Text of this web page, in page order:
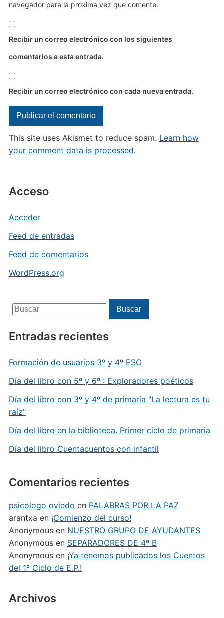
Acceso
Acceder
Feed de entradas
Feed de comentarios
WordPress.org
Buscar: Buscar
Entradas recientes
Formación de usuarios 3º y 4º ESO
Día del libro con 5º y 6º : Exploradores poéticos
Día del libro con 3º y 4º de primaria "La lectura es tu
raíz"
Día del libro en la biblioteca. Primer ciclo de primaria
Día del libro Cuentacuentos con infantil
Comentarios recientes
psicologo oviedo en PALABRAS POR LA PAZ
arantxa en ¡Comienzo del curso!
Anonymousen NUESTRO GRUPO DE AYUDANTES
Anonymousen SEPARADORES DE 4º B
Anonymousen ¡Ya tenemos publicados los Cuentos
del 1º Ciclo de E.P.!
Archivos
navegador para la próxima vez que comente.
Recibir un correo electrónico con los siguientes
comentarios a esta entrada.
Recibir un correo electrónico con cada nueva entrada.
This site uses Akismet to reduce spam. Learn how
your comment data is processed.